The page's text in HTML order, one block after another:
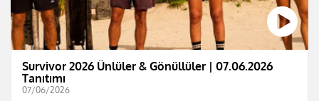
Survivor 2026 Ünlüler & Gönüllüler | 07.06.2026
Tanıtımı
07/06/2026